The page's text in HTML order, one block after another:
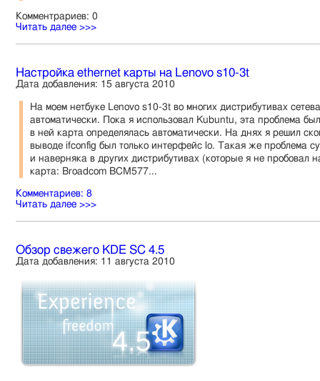
Комментрариев: 0
Читать далее >>>
Настройка ethernet карты на Lenovo s10-3t
Дата добавления: 15 августа 2010
На моем нетбуке Lenovo s10-3t во многих дистрибутивах
автоматически. Пока я использовал Kubuntu, эта проблема
в ней карта определялась автоматически. На днях я решил
выводе ifconfig был только интерфейс lo. Такая же проблема
и наверняка в других дистрибутивах (которые я не пробовал
карта: Broadcom BCM577...
Комментариев: 8
Читать далее >>>
Обзор свежего KDE SC 4.5
Дата добавления: 11 августа 2010